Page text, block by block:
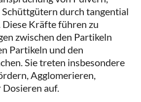
durch tangential
Kräfte führen zu
zwischen den Partikeln
Partikeln und den
Sie treten insbesondere
Agglomerieren,
auf.